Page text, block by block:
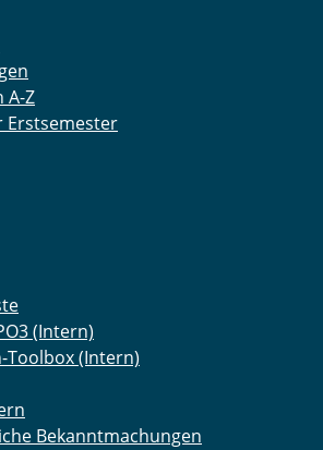
A-Z
(Intern)
Toolbox (Intern)
Bekanntmachungen